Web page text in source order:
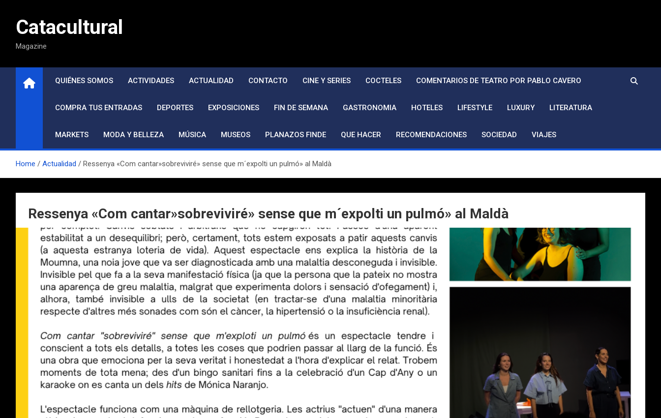
contenidoCatacultural
Magazine
QUIÉNES SOMOS ACTIVIDADES ACTUALIDAD CONTACTO CINE Y SERIES COCTELES COMENTARIOS DE TEATRO POR PABLO CAVERO
COMPRA TUS ENTRADAS DEPORTES EXPOSICIONES FIN DE SEMANA GASTRONOMIA HOTELES LIFESTYLE LUXURY LITERATURA
MARKETS MODA Y BELLEZA MÚSICA MUSEOS PLANAZOS FINDE QUE HACER RECOMENDACIONES SOCIEDAD VIAJES
Home Actualidad Ressenya «Com cantar»sobreviviré» sense que m´expolti un pulmó» al Maldà
Ressenya «Com cantar»sobreviviré» sense que m´expolti un pulmó» al Maldà